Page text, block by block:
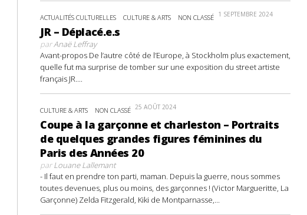
ACTUALITÉS CULTURELLES CULTURE & ARTS NON CLASSÉ 1 SEPTEMBRE 2024
JR – Déplacé.e.s
parAnaë Leffray
Avant-propos De l’autre côté de l’Europe, à Stockholm plus exactement,
quelle fut ma surprise de tomber sur une exposition du street artiste
français JR....
CULTURE & ARTS NON CLASSÉ 25 AOÛT 2024
Coupe à la garçonne et charleston – Portraits
de quelques grandes figures féminines du
Paris des Années 20
parLouane Lallemant
- Il faut en prendre ton parti, maman. Depuis la guerre, nous sommes
toutes devenues, plus ou moins, des garçonnes ! (Victor Margueritte, La
Garçonne) Zelda Fitzgerald, Kiki de Montparnasse,...